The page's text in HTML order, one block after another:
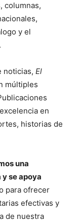
columnas,
y el
noticias, El
múltiples
en
historias de
una
se apoya
para ofrecer
efectivas y
de nuestra